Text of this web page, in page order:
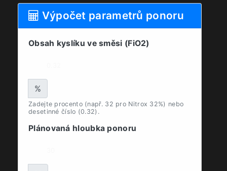
Výpočet parametrů ponoru
Obsah kyslíku ve směsi (FiO2)
%
Zadejte procento (např. 32 pro Nitrox 32%) nebo
desetinné číslo (0.32).
Plánovaná hloubka ponoru